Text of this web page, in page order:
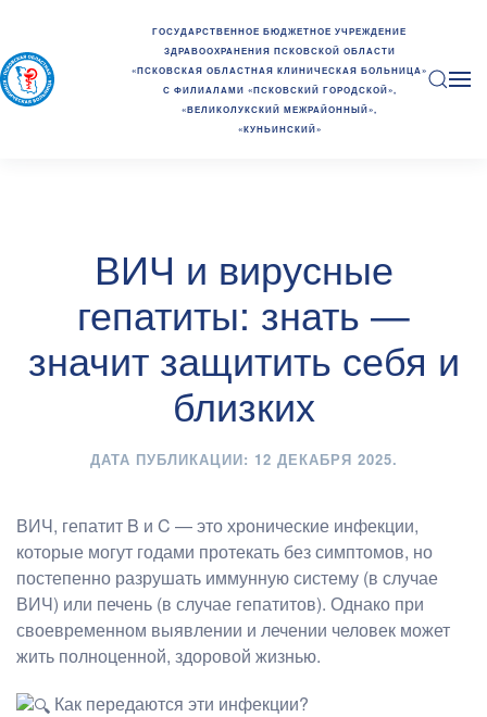
ГОСУДАРСТВЕННОЕ БЮДЖЕТНОЕ УЧРЕЖДЕНИЕ
ЗДРАВООХРАНЕНИЯ ПСКОВСКОЙ ОБЛАСТИ
«ПСКОВСКАЯ ОБЛАСТНАЯ КЛИНИЧЕСКАЯ БОЛЬНИЦА»
С ФИЛИАЛАМИ «ПСКОВСКИЙ ГОРОДСКОЙ»,
«ВЕЛИКОЛУКСКИЙ МЕЖРАЙОННЫЙ»,
«КУНЬИНСКИЙ»
ВИЧ и вирусные
гепатиты: знать —
значит защитить себя и
близких
ДАТА ПУБЛИКАЦИИ: 12 ДЕКАБРЯ 2025.
ВИЧ, гепатит B и C — это хронические инфекции,
которые могут годами протекать без симптомов, но
постепенно разрушать иммунную систему (в случае
ВИЧ) или печень (в случае гепатитов). Однако при
своевременном выявлении и лечении человек может
жить полноценной, здоровой жизнью.
Как передаются эти инфекции?